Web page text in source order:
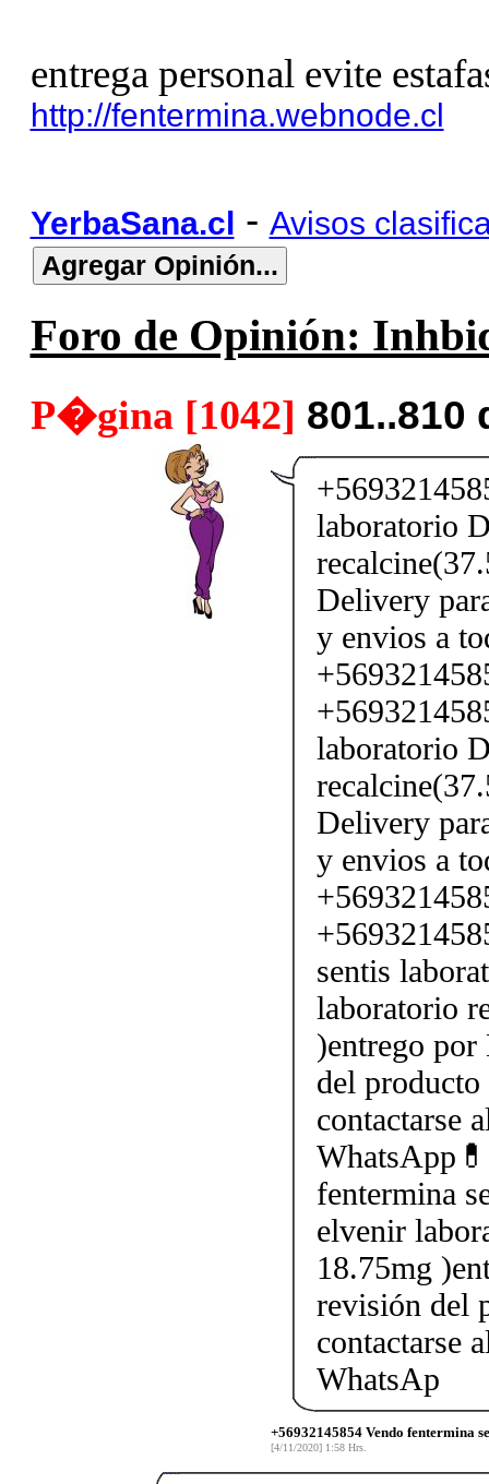
entrega personal evite
http://fentermina.webnode.cl
YerbaSana.cl - Avisos
Foro de Opinión:
P�gina [1042] 801..810
laboratorio
Delivery
y envios a
laboratorio
Delivery
y envios a
sentis
laboratorio
)entrego
del
contactarse
fentermina
elvenir
18.75mg
revisión del
contactarse
WhatsAp
+56932145854 Vendo fentermina
[4/11/2020] 1:58 Hrs.